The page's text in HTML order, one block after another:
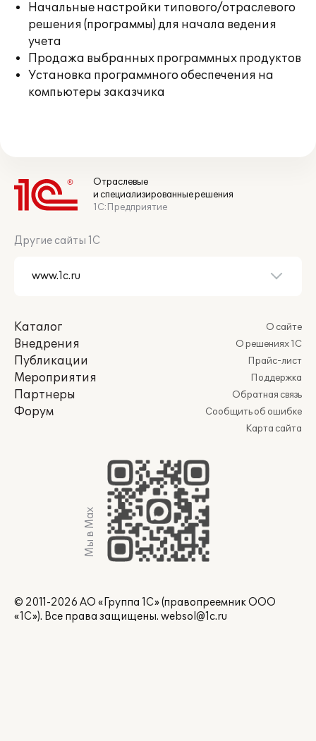
Начальные настройки типового/отраслевого
решения (программы) для начала ведения
учета
Продажа выбранных программных продуктов
Установка программного обеспечения на
компьютеры заказчика
Отраслевые
и специализированные решения
1С:Предприятие
Другие сайты 1С
Каталог
Внедрения
Публикации
Мероприятия
Партнеры
Форум
О сайте
О решениях 1С
Прайс-лист
Поддержка
Обратная связь
Сообщить об ошибке
Карта сайта
Мы в Max
© 2011-2026 АО «Группа 1С» (правопреемник ООО
«1С»). Все права защищены. websol@1c.ru